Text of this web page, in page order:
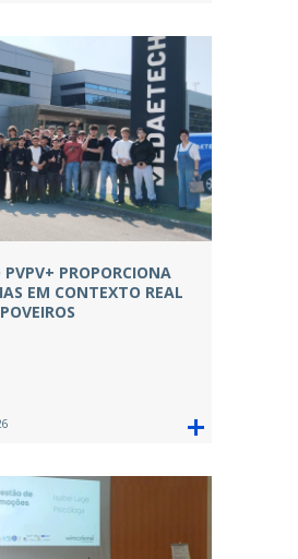
PVPV+ PROPORCIONA
EM CONTEXTO REAL